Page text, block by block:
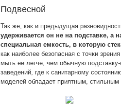
Подвесной
Так же, как и предыдущая
удерживается он не на подставке, а
специальная емкость, в которую
как наиболее безопасная с точки
мыть ее легче, чем обычную
заведений, где к санитарному
моделей обладает приятным,